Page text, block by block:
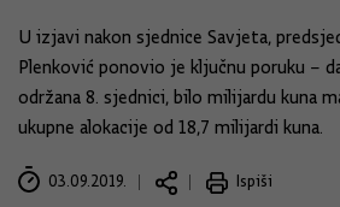
U izjavi nakon sjednice Savjeta,
Plenković ponovio je ključnu poruku –
održana 8. sjednici, bilo milijardu kuna
ukupne alokacije od 18,7 milijardi kuna.
03.09.2019.
Ispiši